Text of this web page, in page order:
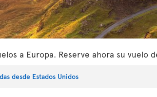
a Europa. Reserve ahora su vuelo
desde Estados Unidos